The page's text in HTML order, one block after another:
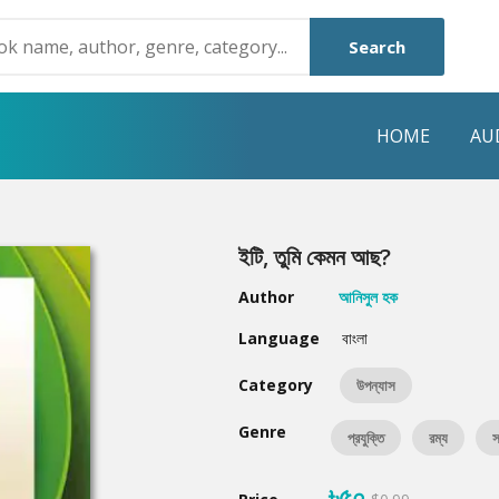
Search
HOME
Humayun Ahmed
Mouri Morium
ইটি, তুমি কেমন আছ?
Author
আনিসুল হক
Language
বাংলা
Category উপন্যাস
Genre প্রযুক্তি রম্য